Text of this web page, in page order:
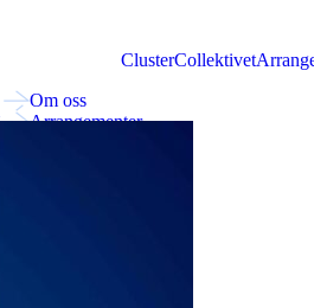
ClusterCollektivet
Om oss
Arrangementer